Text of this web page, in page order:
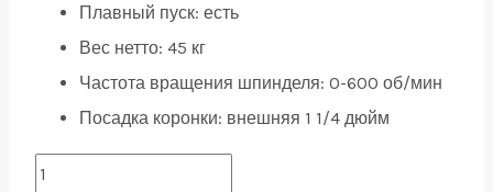
Плавный пуск: есть
Вес нетто: 45 кг
Частота вращения шпинделя: 0-600 об/мин
Посадка коронки: внешняя 1 1/4 дюйм
Керноотборник